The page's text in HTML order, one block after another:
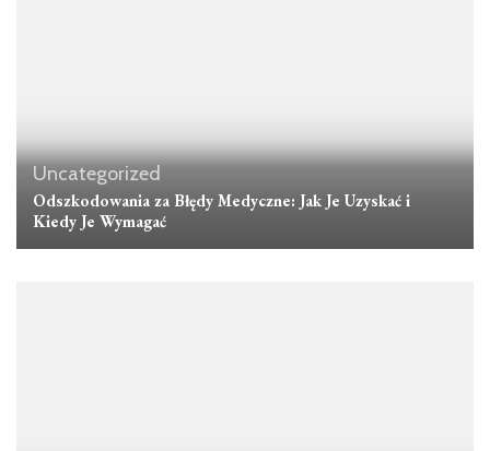
Uncategorized
Odszkodowania za Błędy Medyczne: Jak Je Uzyskać i
Kiedy Je Wymagać